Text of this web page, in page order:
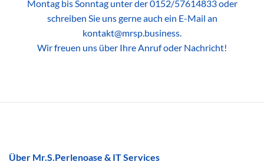
Montag bis Sonntag unter der 0152/57614833 oder
schreiben Sie uns gerne auch ein E-Mail an
kontakt@mrsp.business.
Wir freuen uns über Ihre Anruf oder Nachricht!
Über Mr.S.Perlenoase & IT Services